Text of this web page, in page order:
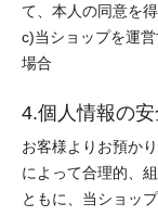
て、本人の同意を
c)当ショップを運
場合
4.個人情報の
お客様よりお預か
によって合理的、
ともに、当ショッ